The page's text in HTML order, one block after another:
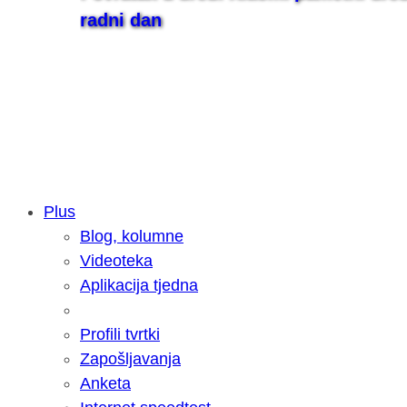
radni dan
Samsung otkrio kako je nastajala
razvoja donijelo tanje i izdržljivije
Plus
Blog, kolumne
Videoteka
Aplikacija tjedna
Profili tvrtki
Zapošljavanja
Anketa